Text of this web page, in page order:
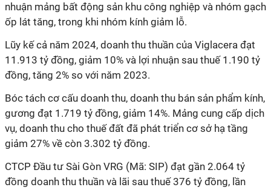
nhuận mảng bất động sản khu công nghiệp và nhóm gạch
ốp lát tăng, trong khi nhóm kính giảm lỗ.
Lũy kế cả năm 2024, doanh thu thuần của Viglacera đạt
11.913 tỷ đồng, giảm 10% và lợi nhuận sau thuế 1.190 tỷ
đồng, tăng 2% so với năm 2023.
Bóc tách cơ cấu doanh thu, doanh thu bán sản phẩm kính,
gương đạt 1.719 tỷ đồng, giảm 14%. Mảng cung cấp dịch
vụ, doanh thu cho thuế đất đã phát triển cơ sở hạ tầng
giảm 27% về còn 3.302 tỷ đồng.
CTCP Đầu tư Sài Gòn VRG (Mã: SIP) đạt gần 2.064 tỷ
đồng doanh thu thuần và lãi sau thuế 376 tỷ đồng, lần